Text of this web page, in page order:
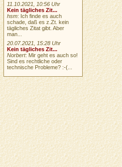
11.10.2021, 10:56 Uhr
Kein tägliches Zit...
hsm: Ich finde es auch
schade, daß es z.Zt. kein
tägliches Zitat gibt. Aber
man...
20.07.2021, 15:28 Uhr
Kein tägliches Zit...
Norbert: Mir geht es auch so!
Sind es rechtliche oder
technische Probleme? :-(...